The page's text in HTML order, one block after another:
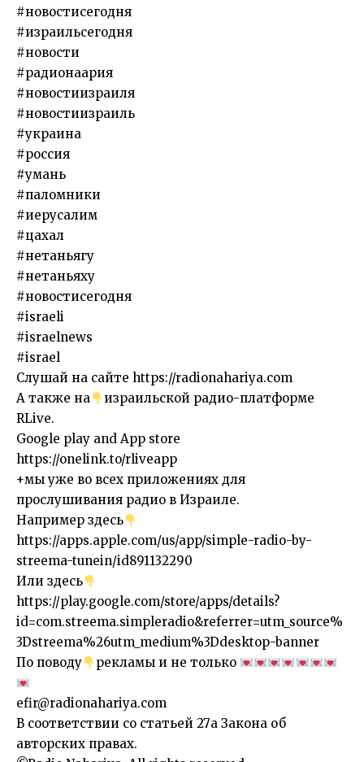
#новостисегодня
#израильсегодня
#новости
#радионаария
#новостиизраиля
#новостиизраиль
#украина
#россия
#умань
#паломники
#иерусалим
#цахал
#нетаньягу
#нетаньяху
#новостисегодня
#israeli
#israelnews
#israel
Слушай на сайте https://radionahariya.com
А также на
израильской радио-платформе
RLive.
Google play and App store
https://onelink.to/rliveapp
+мы уже во всех приложениях для
прослушивания радио в Израиле.
Например здесь
https://apps.apple.com/us/app/simple-radio-by-
streema-tunein/id891132290
Или здесь
https://play.google.com/store/apps/details?
id=com.streema.simpleradio&referrer=utm_source%
3Dstreema%26utm_medium%3Ddesktop-banner
По поводу
рекламы и не только
efir@radionahariya.com
В соответствии со статьей 27a Закона об
авторских правах.